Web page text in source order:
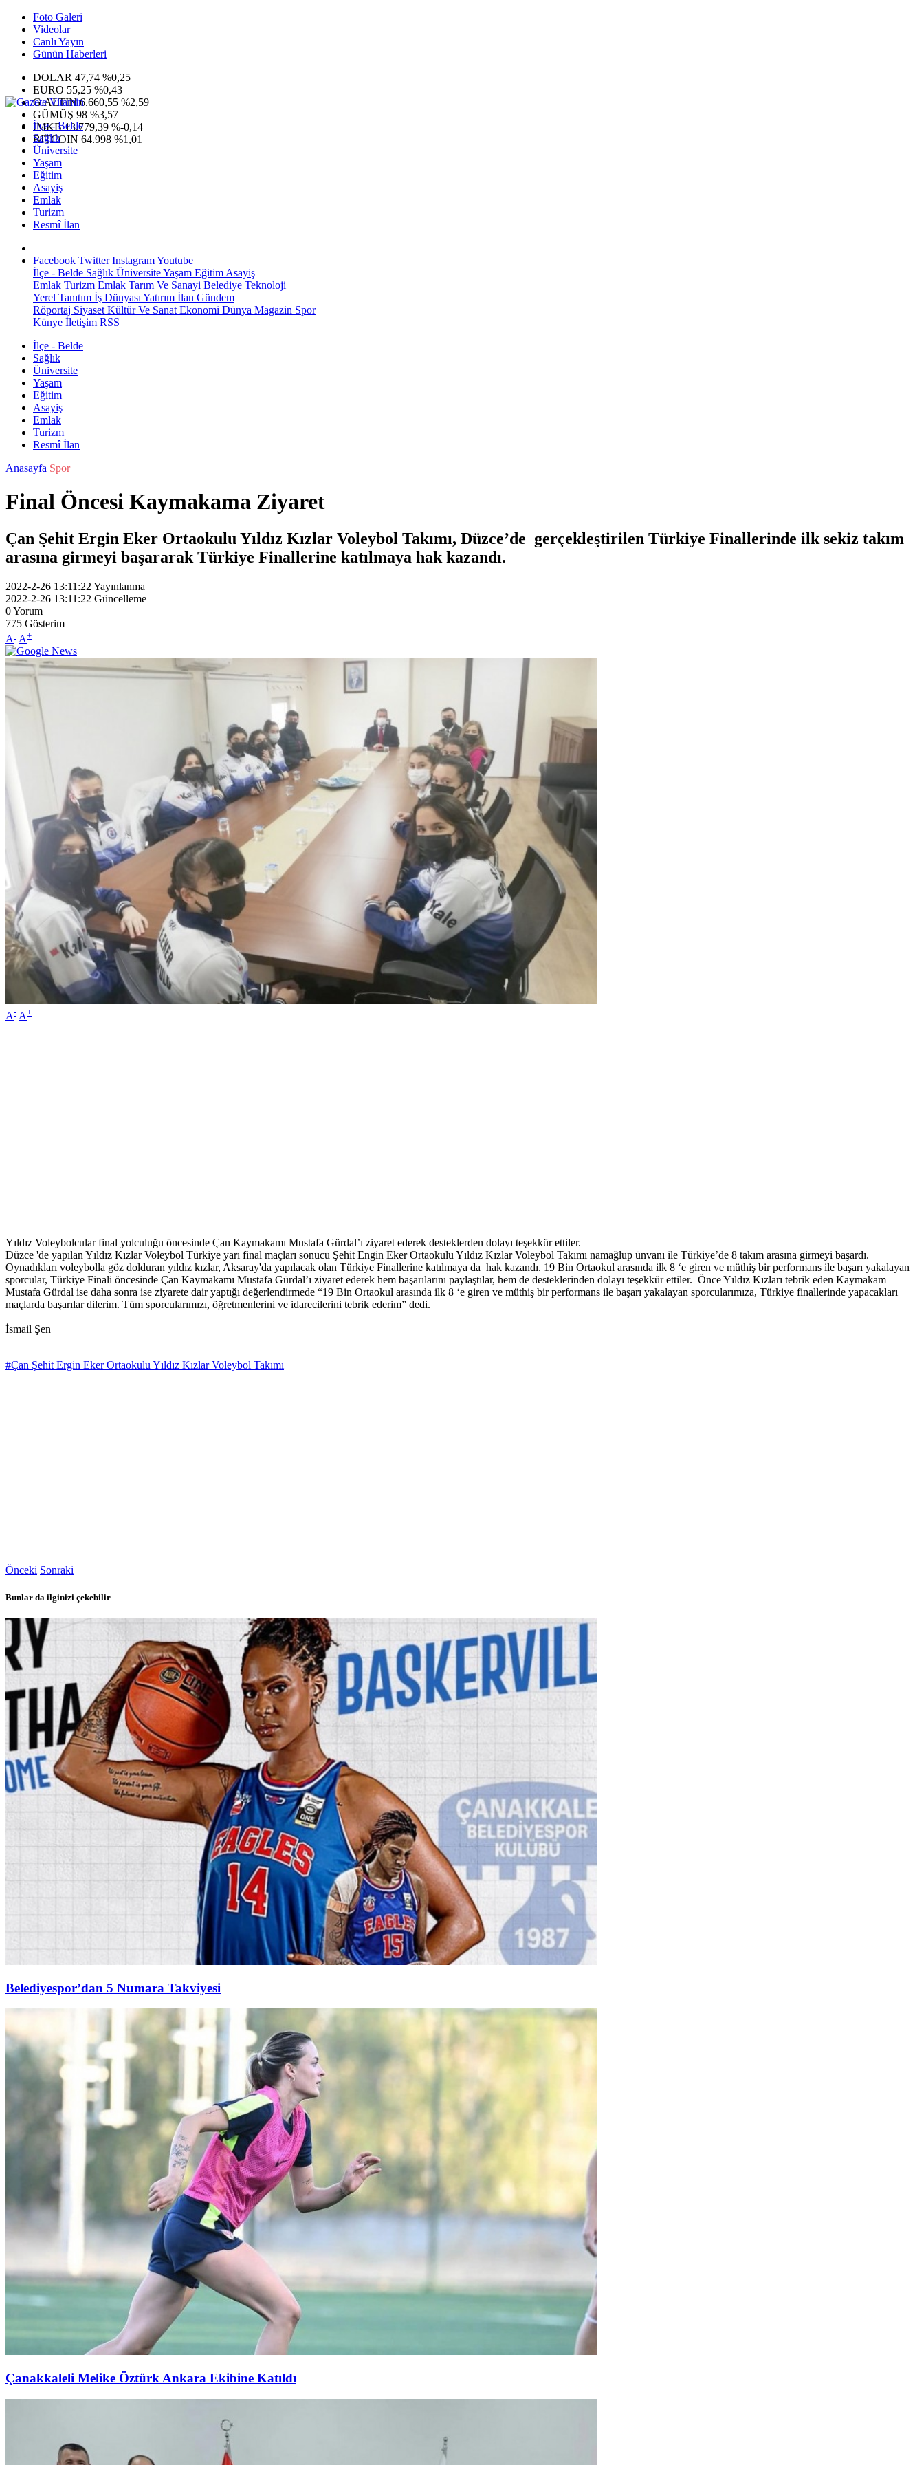
Foto Galeri
Videolar
Canlı Yayın
Günün Haberleri
DOLAR 47,74 %0,25
EURO 55,25 %0,43
G.ALTIN6.660,55 %2,59
GÜMÜŞ 98 %3,57
IMKB13.779,39 %-0,14
BITCOIN 64.998 %1,01
İlçe - Belde
Sağlık
Üniversite
Yaşam
Eğitim
Asayiş
Emlak
Turizm
Resmî İlan
Facebook Twitter InstagramYoutube
İlçe - Belde Sağlık ÜniversiteYaşam Eğitim Asayiş
Emlak Turizm Emlak Tarım Ve Sanayi Belediye Teknoloji
Yerel Tanıtım İş Dünyası Yatırım İlan Gündem
Röportaj Siyaset Kültür Ve Sanat Ekonomi Dünya Magazin Spor
Künye İletişim RSS
İlçe - Belde
Sağlık
Üniversite
Yaşam
Eğitim
Asayiş
Emlak
Turizm
Resmî İlan
Anasayfa Spor
Final Öncesi Kaymakama Ziyaret
Çan Şehit Ergin Eker Ortaokulu Yıldız Kızlar Voleybol Takımı, Düzce’de gerçekleştirilen Türkiye Finallerinde ilk sekiz takım
arasına girmeyi başararak Türkiye Finallerine katılmaya hak kazandı.
2022-2-26 13:11:22 Yayınlanma
2022-2-26 13:11:22 Güncelleme
0Yorum
775 Gösterim
A- A+
A- A+
Yıldız Voleybolcular final yolculuğu öncesinde Çan Kaymakamı Mustafa Gürdal’ı ziyaret ederek desteklerden dolayı teşekkür ettiler.
Düzce 'de yapılan Yıldız Kızlar Voleybol Türkiye yarı final maçları sonucu Şehit Engin Eker Ortaokulu Yıldız Kızlar Voleybol Takımı namağlup ünvanı ile Türkiye’de 8 takım arasına girmeyi başardı.
Oynadıkları voleybolla göz dolduran yıldız kızlar, Aksaray'da yapılacak olan Türkiye Finallerine katılmaya da hak kazandı. 19 Bin Ortaokul arasında ilk 8 ‘e giren ve müthiş bir performans ile başarı yakalayan
sporcular, Türkiye Finali öncesinde Çan Kaymakamı Mustafa Gürdal’ı ziyaret ederek hem başarılarını paylaştılar, hem de desteklerinden dolayı teşekkür ettiler. Önce Yıldız Kızları tebrik eden Kaymakam
Mustafa Gürdal ise daha sonra ise ziyarete dair yaptığı değerlendirmede “19 Bin Ortaokul arasında ilk 8 ‘e giren ve müthiş bir performans ile başarı yakalayan sporcularımıza, Türkiye finallerinde yapacakları
maçlarda başarılar dilerim. Tüm sporcularımızı, öğretmenlerini ve idarecilerini tebrik ederim” dedi.
İsmail Şen
#Çan Şehit Ergin Eker Ortaokulu Yıldız Kızlar Voleybol Takımı
Önceki Sonraki
Bunlar da ilginizi çekebilir
Belediyespor’dan 5 Numara Takviyesi
Çanakkaleli Melike Öztürk Ankara Ekibine Katıldı